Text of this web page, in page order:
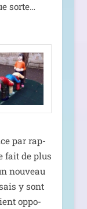
sorte…
par rap­
fait de plus
nou­veau
y sont
oppo­